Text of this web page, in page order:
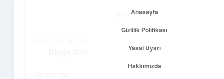
Anasayfa
Yasal Uyarı
Yolculuk ve İlham
Anasayfa
Gizlilik Politikası
Yasal Uyarı
Hakkımızda